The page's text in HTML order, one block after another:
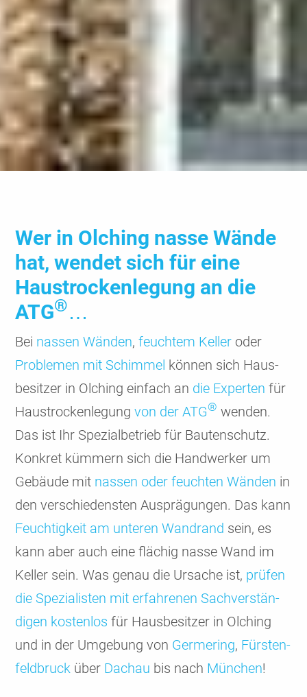
Wer in Olching nasse Wände
hat, wendet sich für eine
Haus­trocken­legung an die
ATG®…
Bei nassen Wänden,feuchtem Keller oder
Problemen mit Schimmel können sich Haus­
besitzer in Olching einfach an die Experten für
Haus­trocken­legungvon der ATG® wenden.
Das ist Ihr Spezial­betrieb für Bauten­schutz.
Konkret kümmern sich die Hand­werker um
Gebäude mit nassen oder feuchten Wänden in
den verschie­densten Ausprä­gungen. Das kann
Feuch­tig­keit am unteren Wandrand sein, es
kann aber auch eine flächig nasse Wand im
Keller sein. Was genau die Ursache ist, prüfen
die Spezia­listen mit erfah­renen Sach­ver­stän­
digen kosten­los für Haus­besitzer in Olching
und in der Umgebung von Germe­ring, Fürsten­
feld­bruck über Dachau bis nach München!